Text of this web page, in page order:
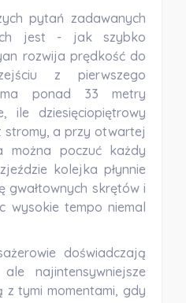
pytań zadawanych
jest - jak szybko
rozwija prędkość do
z pierwszego
ma ponad 33 metry
dziesięciopiętrowy
stromy, a przy otwartej
można poczuć każdy
kolejka płynnie
gwałtownych skrętów i
wysokie tempo niemal
doświadczają
najintensywniejsze
z tymi momentami, gdy